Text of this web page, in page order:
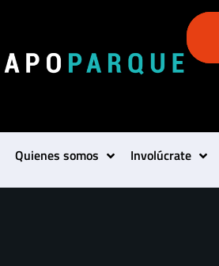
Quienes somos Involúcrate